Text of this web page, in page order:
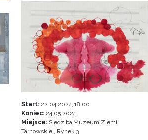
Start:22.04.2024, 18:00
Koniec:24.05.2024
Miejsce:Siedziba Muzeum Ziemi
Tarnowskiej, Rynek 3